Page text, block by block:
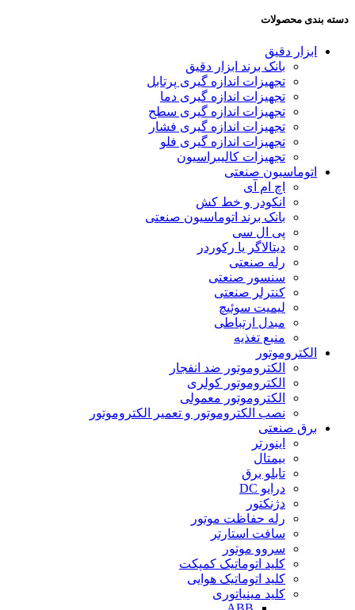
دسته بندی محصولات
ابزار دقیق
بانک برند ابزار دقیق
تجهیزات اندازه گیری پرتابل
تجهیزات اندازه گیری دما
تجهیزات اندازه گیری سطح
تجهیزات اندازه گیری فشار
تجهیزات اندازه گیری فلو
تجهیزات کالیبراسیون
اتوماسیون صنعتی
اچ ام آی
انکودر و خط کش
بانک برند اتوماسیون صنعتی
پی ال سی
دیتالاگر یا رکوردر
رله صنعتی
سنسور صنعتی
کنترلر صنعتی
لیمیت سوئیچ
مبدل ارتباطی
منبع تغذیه
الکتروموتور
الکتروموتور ضد انفجار
الکتروموتور کولری
الکتروموتور معمولی
نصب الکتروموتور و تعمیر الکتروموتور
برق صنعتی
اینورتر
بیمتال
تابلو برق
درایو DC
دژنکتور
رله حفاظت موتور
سافت استارتر
سروو موتور
کلید اتوماتیک کمپکت
کلید اتوماتیک هوایی
کلید مینیاتوری